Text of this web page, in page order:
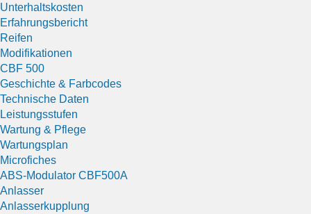
Unterhaltskosten
Erfahrungsbericht
Reifen
Modifikationen
CBF 500
Geschichte & Farbcodes
Technische Daten
Leistungsstufen
Wartung & Pflege
Wartungsplan
Microfiches
ABS-Modulator CBF500A
Anlasser
Anlasserkupplung